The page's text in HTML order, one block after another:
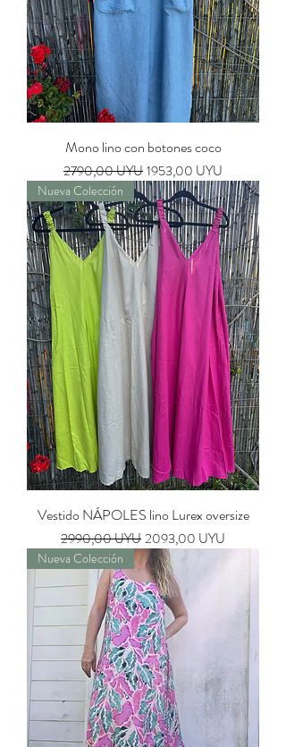
Mono lino con botones coco
Precio
2790,00 UYUPrecio de oferta
1953,00 UYU
Nueva Colección
Vestido NÁPOLES lino Lurex oversize
Precio
2990,00 UYU Precio de oferta
2093,00 UYU
Nueva Colección